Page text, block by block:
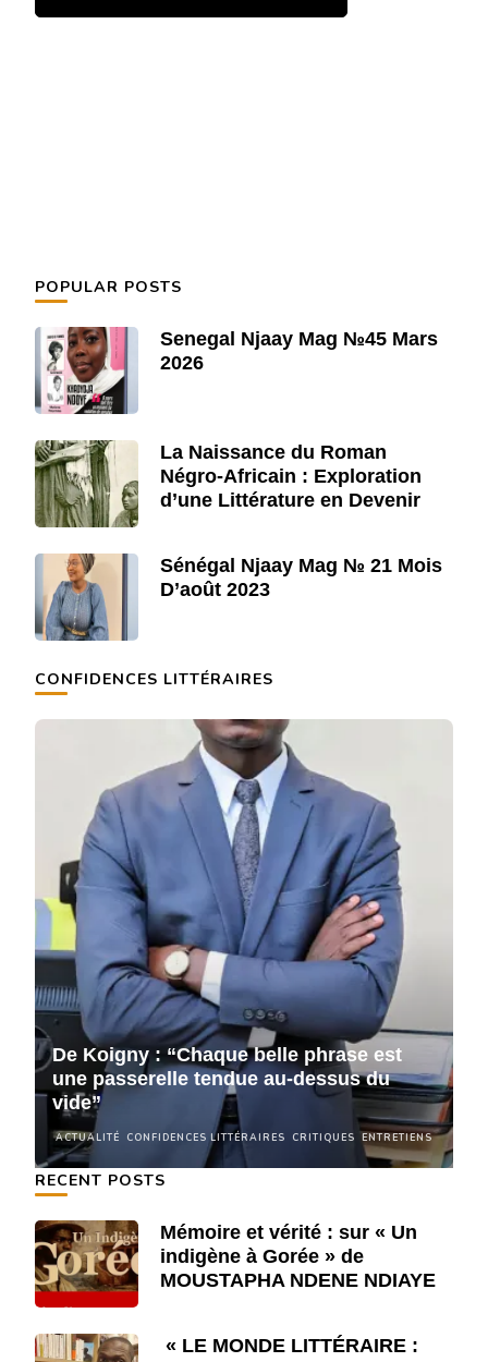
POPULAR POSTS
Senegal Njaay Mag №45 Mars
2026
La Naissance du Roman
Négro-Africain : Exploration
d’une Littérature en Devenir
Sénégal Njaay Mag № 21 Mois
D’août 2023
CONFIDENCES LITTÉRAIRES
ACTUALITÉ CONFIDENCES LITTÉRAIRES CRITIQUES ENTRETIENS
De Koigny : “Chaque belle phrase est
une passerelle tendue au-dessus du
vide”
RECENT POSTS
Mémoire et vérité : sur « Un
indigène à Gorée » de
MOUSTAPHA NDENE NDIAYE
« LE MONDE LITTÉRAIRE :